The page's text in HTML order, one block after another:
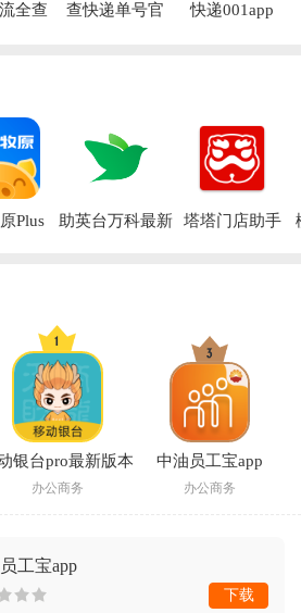
全查
查快递单号官
快递001app
Plus
助英台万科最新
塔塔门店助手
银台pro最新版本
办公商务
中油员工宝app
办公商务
工宝app
下载